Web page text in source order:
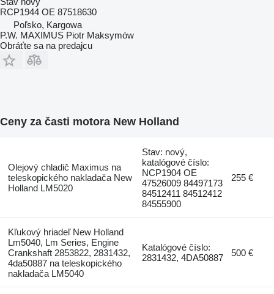
RCP1944 OE 87518630
Poľsko, Kargowa
P.W. MAXIMUS Piotr Maksymów
Obráťte sa na predajcu
Ceny za časti motora New Holland
Olejový chladič Maximus na
teleskopického nakladača New
Holland LM5020
Stav: nový,
katalógové číslo:
NCP1904 OE
47526009 84497173
84512411 84512412
84555900
255 €
Kľukový hriadeľ New Holland
Lm5040, Lm Series, Engine
Crankshaft 2853822, 2831432,
4da50887 na teleskopického
nakladača LM5040
Katalógové číslo:
2831432, 4DA50887
500 €